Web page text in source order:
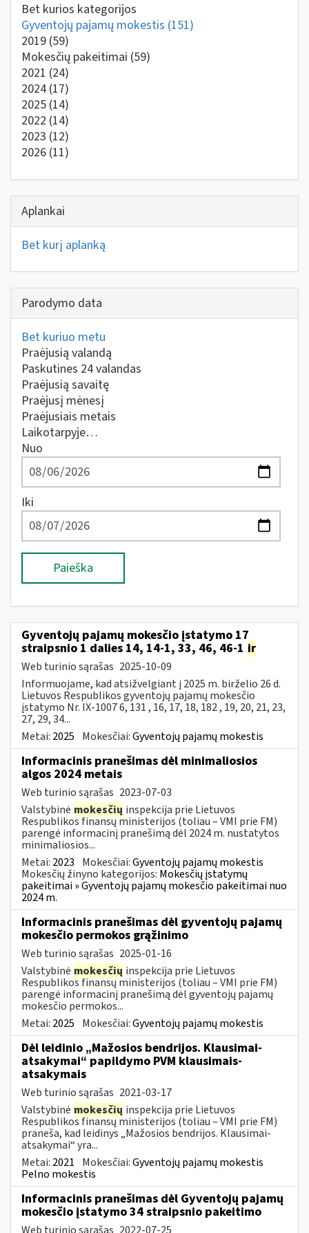
Bet kurios kategorijos
Gyventojų pajamų mokestis (151)
2019 (59)
Mokesčių pakeitimai (59)
2021 (24)
2024 (17)
2025 (14)
2022 (14)
2023 (12)
2026 (11)
Aplankai
Bet kurį aplanką
Parodymo data
Bet kuriuo metu
Praėjusią valandą
Paskutines 24 valandas
Praėjusią savaitę
Praėjusį mėnesį
Praėjusiais metais
Laikotarpyje…
Nuo
Iki
Paieška
Gyventojų pajamų mokesčio įstatymo 17
straipsnio 1 dalies 14, 14-1, 33, 46, 46-1 ir
Web turinio sąrašas 2025-10-09
Informuojame, kad atsižvelgiant į 2025 m. birželio 26 d.
Lietuvos Respublikos gyventojų pajamų mokesčio
įstatymo Nr. IX-1007 6, 131 , 16, 17, 18, 182 , 19, 20, 21, 23,
27, 29, 34...
Metai: 2025 Mokesčiai:Gyventojų pajamų mokestis
Informacinis pranešimas dėl minimaliosios
algos 2024 metais
Web turinio sąrašas 2023-07-03
Valstybinė mokesčių inspekcija prie Lietuvos
Respublikos finansų ministerijos (toliau – VMI prie FM)
parengė informacinį pranešimą dėl 2024 m. nustatytos
minimaliosios...
Metai: 2023 Mokesčiai:Gyventojų pajamų mokestis
Mokesčių žinyno kategorijos: Mokesčių įstatymų
pakeitimai » Gyventojų pajamų mokesčio pakeitimai nuo
2024 m.
Informacinis pranešimas dėl gyventojų pajamų
mokesčio permokos grąžinimo
Web turinio sąrašas 2025-01-16
Valstybinė mokesčių inspekcija prie Lietuvos
Respublikos finansų ministerijos (toliau – VMI prie FM)
parengė informacinį pranešimą dėl gyventojų pajamų
mokesčio permokos...
Metai: 2025 Mokesčiai:Gyventojų pajamų mokestis
Dėl leidinio „Mažosios bendrijos. Klausimai-
atsakymai“ papildymo PVM klausimais-
atsakymais
Web turinio sąrašas 2021-03-17
Valstybinė mokesčių inspekcija prie Lietuvos
Respublikos finansų ministerijos (toliau – VMI prie FM)
praneša, kad leidinys „Mažosios bendrijos. Klausimai-
atsakymai“ yra...
Metai: 2021 Mokesčiai:Gyventojų pajamų mokestis
Pelno mokestis
Informacinis pranešimas dėl Gyventojų pajamų
mokesčio įstatymo 34 straipsnio pakeitimo
Web turinio sąrašas 2022-07-25